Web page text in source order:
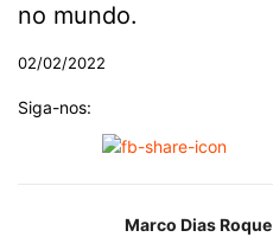
no mundo.
02/02/2022
Siga-nos:
Marco Dias Roque